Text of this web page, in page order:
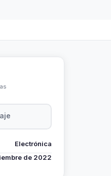
Electrónica
de 2022